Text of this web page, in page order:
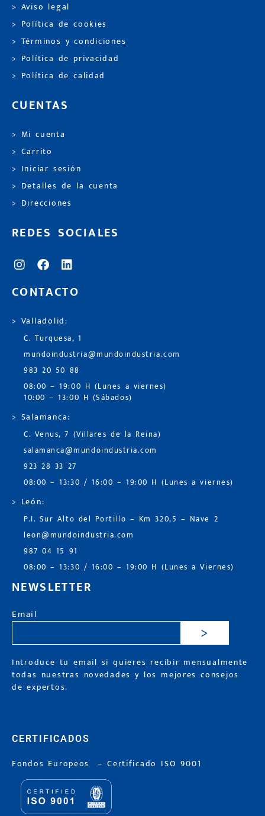
> Aviso legal
> Política de cookies
> Términos y condiciones
> Política de privacidad
> Política de calidad
CUENTAS
> Mi cuenta
> Carrito
> Iniciar sesión
> Detalles de la cuenta
> Direcciones
REDES SOCIALES
CONTACTO
> Valladolid:
C. Turquesa, 1
mundoindustria@mundoindustria.com
983 20 50 88
08:00 – 19:00 H (Lunes a viernes)
10:00 – 13:00 H (Sábados)
> Salamanca:
C. Venus, 7 (Villares de la Reina)
salamanca@mundoindustria.com
923 28 33 27
08:00 – 13:30 / 16:00 – 19:00 H (Lunes a viernes)
> León:
P.I. Sur Alto del Portillo – Km 320,5 – Nave 2
leon@mundoindustria.com
987 04 15 91
08:00 – 13:30 / 16:00 – 19:00 H (Lunes a Viernes)
NEWSLETTER
Email
>
Introduce tu email si quieres recibir mensualmente
todas nuestras novedades y los mejores consejos
de expertos.
CERTIFICADOS
Fondos Europeos –Certificado ISO 9001